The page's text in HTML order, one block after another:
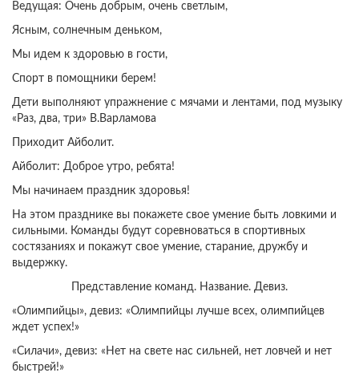
Ведущая: Очень добрым, очень светлым,
Ясным, солнечным деньком,
Мы идем к здоровью в гости,
Спорт в помощники берем!
Дети выполняют упражнение с мячами и лентами, под музыку
«Раз, два, три» В.Варламова
Приходит Айболит.
Айболит: Доброе утро, ребята!
Мы начинаем праздник здоровья!
На этом празднике вы покажете свое умение быть ловкими и
сильными. Команды будут соревноваться в спортивных
состязаниях и покажут свое умение, старание, дружбу и
выдержку.
Представление команд. Название. Девиз.
«Олимпийцы», девиз: «Олимпийцы лучше всех, олимпийцев
ждет успех!»
«Силачи», девиз: «Нет на свете нас сильней, нет ловчей и нет
быстрей!»